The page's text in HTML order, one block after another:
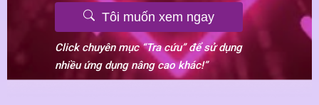
Tôi muốn xem ngay
Click chuyên mục “Tra cứu” để sử dụng
nhiều ứng dụng nâng cao khác!”